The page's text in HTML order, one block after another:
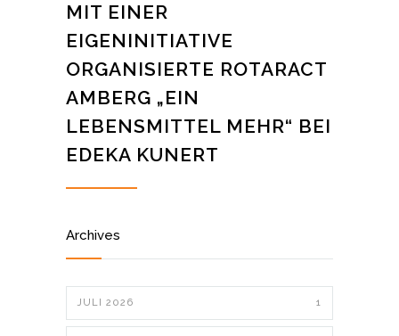
MIT EINER
EIGENINITIATIVE
ORGANISIERTE ROTARACT
AMBERG „EIN
LEBENSMITTEL MEHR“ BEI
EDEKA KUNERT
Archives
JULI 2026 1